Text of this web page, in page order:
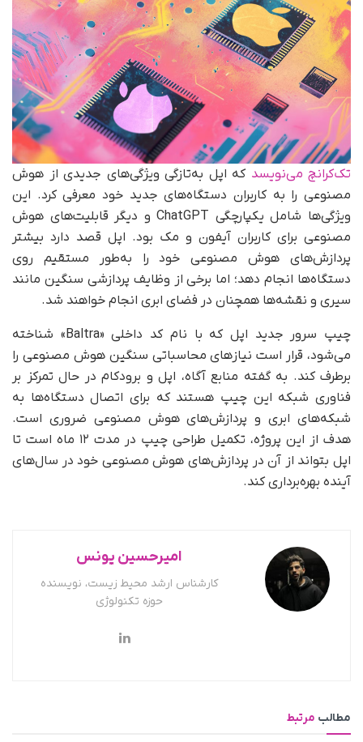
تک‌کرانچ می‌نویسد که اپل به‌تازگی ویژگی‌های جدیدی از هوش
مصنوعی را به کاربران دستگاه‌های جدید خود معرفی کرد. این
ویژگی‌ها شامل یکپارچگی ChatGPT و دیگر قابلیت‌های هوش
مصنوعی برای کاربران آیفون و مک بود. اپل قصد دارد بیشتر
پردازش‌های هوش مصنوعی خود را به‌طور مستقیم روی
دستگاه‌ها انجام دهد؛ اما برخی از وظایف پردازشی سنگین مانند
سیری و نقشه‌ها همچنان در فضای ابری انجام خواهند شد.
چیپ سرور جدید اپل که با نام کد داخلی «Baltra» شناخته
می‌شود، قرار است نیازهای محاسباتی سنگین هوش مصنوعی را
برطرف کند. به گفته منابع آگاه، اپل و برودکام در حال تمرکز بر
فناوری شبکه این چیپ هستند که برای اتصال دستگاه‌ها به
شبکه‌های ابری و پردازش‌های هوش مصنوعی ضروری است.
هدف از این پروژه، تکمیل طراحی چیپ در مدت ۱۲ ماه است تا
اپل بتواند از آن در پردازش‌های هوش مصنوعی خود در سال‌های
آینده بهره‌برداری کند.
امیرحسین یونس
کارشناس ارشد محیط زیست، نویسنده
حوزه تکنولوژی
مطالب مرتبط